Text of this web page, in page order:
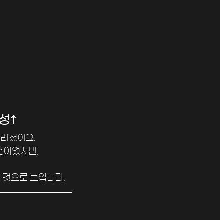
↑
졌어요.
었지만,
으로 보입니다.